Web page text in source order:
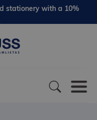
stationery with a 10%